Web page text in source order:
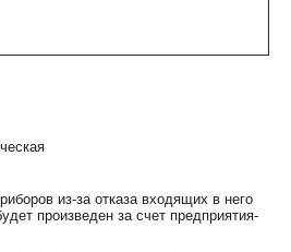
из-за отказа входящих в него
произведен за счет предприятия-